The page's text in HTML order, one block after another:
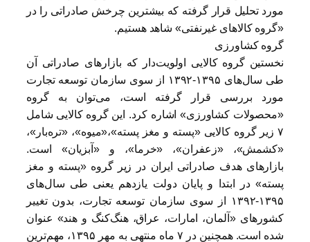
مورد تحلیل قرار گرفته که بیشترین چرخش صادراتی را در
«گروه کالاهای غیرنفتی» شاهد هستیم.
گروه کشاورزی
نخستین گروه کالایی اولویت‌دار که بازارهای صادراتی آن
طی سال‌های ۱۳۹۵-۱۳۹۲ از سوی سازمان توسعه تجارت
مورد بررسی قرار گرفته است، می‌توان به گروه
«محصولات کشاورزی» اشاره کرد. این گروه کالایی شامل
۷ زیر گروه کالایی «پسته و مغز پسته»،«میوه»، «تره‌بار»،
«کشمش»، «زعفران»، «خرما»، و «آبزیان» است.
بازارهای هدف صادراتی ایران در زیر گروه «پسته و مغز
پسته» در ابتدا و پایان دولت یازدهم یعنی طی سال‌های
۱۳۹۵-۱۳۹۲ از سوی سازمان توسعه تجارت، بدون تغییر
کشورهای «آلمان، امارات، عراق، هنگ‌کنگ و هند» عنوان
شده است. همچنین در ۷ ماه منتهی به مهر ۱۳۹۵، مهم‌ترین